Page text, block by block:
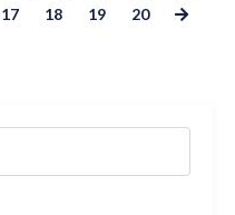
17 18 19 20